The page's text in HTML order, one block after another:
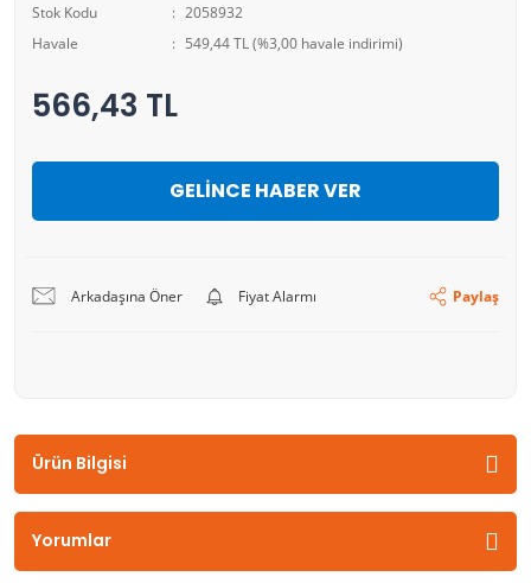
Stok Kodu
2058932
Havale
549,44 TL (%3,00 havale indirimi)
566,43 TL
GELİNCE HABER VER
Arkadaşına Öner Fiyat Alarmı Paylaş
Ürün Bilgisi
Yorumlar